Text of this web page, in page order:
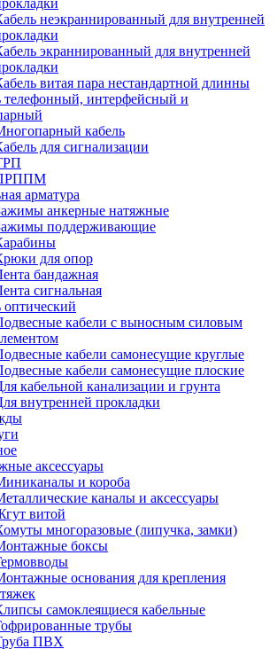
неэкраннированный для внутренней
экраннированный для внутренней
витая пара нестандартной длинны
телефонный, интерфейсный и
кабель
для сигнализации
арматура
анкерные натяжные
поддерживающие
для опор
бандажная
сигнальная
оптический
кабели с выносным силовым
кабели самонесущие круглые
кабели самонесущие плоские
кабельной канализации и грунта
внутренней прокладки
аксессуары
и короба
каналы и аксессуары
витой
многоразовые (липучка, замки)
боксы
основания для крепления
самоклеящиеся кабельные
трубы
ПВХ